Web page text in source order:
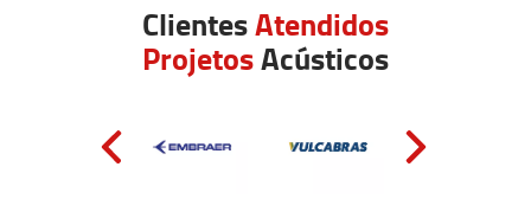
ClientesAtendidos
ProjetosAcústicos